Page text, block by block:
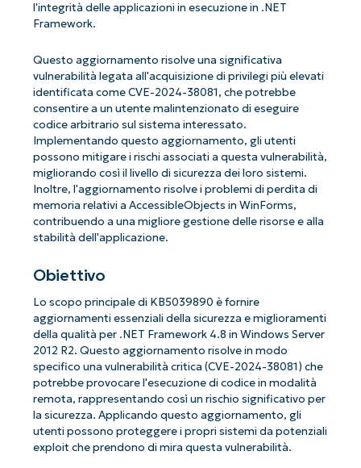
l'integrità delle applicazioni in esecuzione in .NET
Framework.
Questo aggiornamento risolve una significativa
vulnerabilità legata all'acquisizione di privilegi più elevati
identificata come CVE-2024-38081, che potrebbe
consentire a un utente malintenzionato di eseguire
codice arbitrario sul sistema interessato.
Implementando questo aggiornamento, gli utenti
possono mitigare i rischi associati a questa vulnerabilità,
migliorando così il livello di sicurezza dei loro sistemi.
Inoltre, l'aggiornamento risolve i problemi di perdita di
memoria relativi a AccessibleObjects in WinForms,
contribuendo a una migliore gestione delle risorse e alla
stabilità dell'applicazione.
Obiettivo
Lo scopo principale di KB5039890 è fornire
aggiornamenti essenziali della sicurezza e miglioramenti
della qualità per .NET Framework 4.8 in Windows Server
2012 R2. Questo aggiornamento risolve in modo
specifico una vulnerabilità critica (CVE-2024-38081) che
potrebbe provocare l'esecuzione di codice in modalità
remota, rappresentando così un rischio significativo per
la sicurezza. Applicando questo aggiornamento, gli
utenti possono proteggere i propri sistemi da potenziali
exploit che prendono di mira questa vulnerabilità.